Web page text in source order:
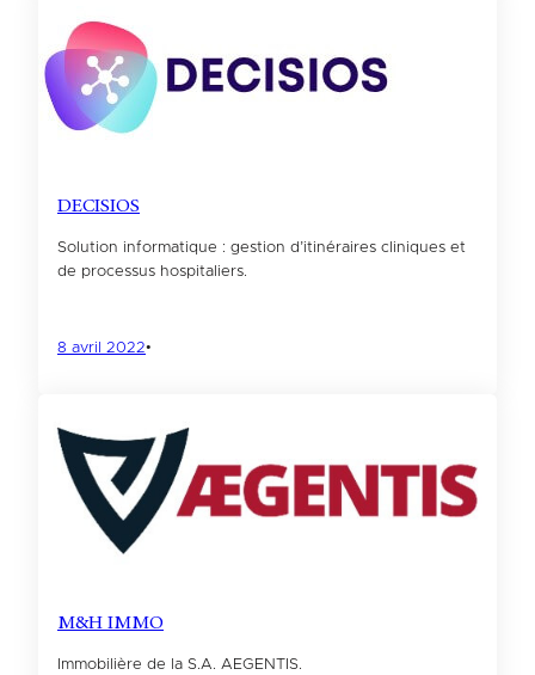
DECISIOS
Solution informatique : gestion d’itinéraires cliniques et
de processus hospitaliers.
8 avril 2022•
M&H IMMO
Immobilière de la S.A. AEGENTIS.